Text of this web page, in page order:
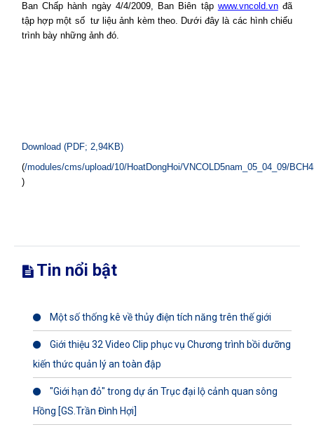
Ban Chấp hành ngày 4/4/2009, Ban Biên tập www.vncold.vnđã
tập hợp một số tư liệu ảnh kèm theo. Dưới đây là các hình chiếu
trình bày những ảnh đó.
Download (PDF; 2,94KB)
(/modules/cms/upload/10/HoatDongHoi/VNCOLD5nam_05_04_09/
)
Tin nổi bật
Một số thống kê về thủy điện tích năng trên thế giới
Giới thiệu 32 Video Clip phục vụ Chương trình bồi dưỡng
kiến thức quản lý an toàn đập
"Giới hạn đỏ" trong dự án Trục đại lộ cảnh quan sông
Hồng [GS.Trần Đình Hợi]